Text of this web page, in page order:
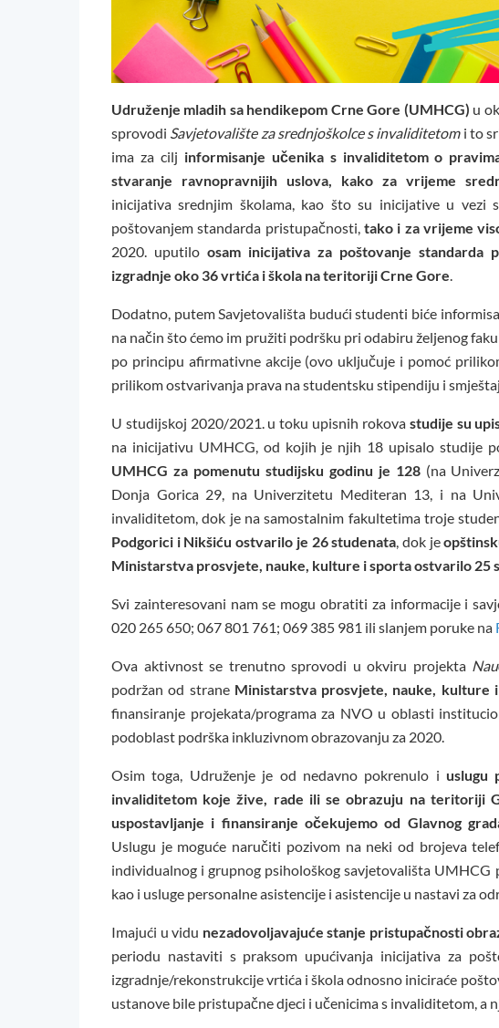
Udruženje mladih sa hendikepom Crne Gore (UMHCG) u
sprovodi Savjetovalište za srednjoškolce s invaliditetom i to
ima za cilj informisanje učenika s invaliditetom o
stvaranje ravnopravnijih uslova, kako za vrijeme
inicijativa srednjim školama, kao što su inicijative u vezi
poštovanjem standarda pristupačnosti, tako i za vrijeme
2020. uputilo osam inicijativa za poštovanje
izgradnje oko 36 vrtića i škola na teritoriji Crne Gore.
Dodatno, putem Savjetovališta budući studenti biće
na način što ćemo im pružiti podršku pri odabiru željenog
po principu afirmativne akcije (ovo uključuje i pomoć
prilikom ostvarivanja prava na studentsku stipendiju i
U studijskoj 2020/2021. u toku upisnih rokova studije su
na inicijativu UMHCG, od kojih je njih 18 upisalo studije
UMHCG za pomenutu studijsku godinu je 128(na
Donja Gorica 29, na Univerzitetu Mediteran 13, i na
invaliditetom, dok je na samostalnim fakultetima troje
Podgorici i Nikšiću ostvarilo je 26 studenata, dok je
Ministarstva prosvjete, nauke, kulture i sporta ostvarilo 25
Svi zainteresovani nam se mogu obratiti za informacije i
020 265 650; 067 801 761; 069 385 981 ili slanjem poruke na
Ova aktivnost se trenutno sprovodi u okviru projekta
podržan od strane Ministarstva prosvjete, nauke, kulture
finansiranje projekata/programa za NVO u oblasti
podoblast podrška inkluzivnom obrazovanju za 2020.
Osim toga, Udruženje je od nedavno pokrenulo i uslugu
invaliditetom koje žive, rade ili se obrazuju na teritoriji
uspostavljanje i finansiranje očekujemo od Glavnog
Uslugu je moguće naručiti pozivom na neki od brojeva
individualnog i grupnog psihološkog savjetovališta
kao i usluge personalne asistencije i asistencije u nastavi za
Imajući u vidu nezadovoljavajuće stanje pristupačnosti
periodu nastaviti s praksom upućivanja inicijativa za
izgradnje/rekonstrukcije vrtića i škola odnosno iniciraće
ustanove bile pristupačne djeci i učenicima s invaliditetom, a